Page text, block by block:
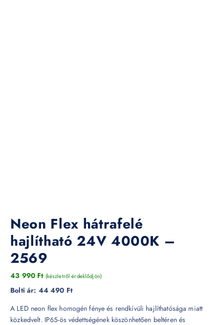
Neon Flex hátrafelé
hajlítható 24V 4000K –
2569
43 990 Ft (készletről érdeklődjön)
Bolti ár: 44 490 Ft
A LED neon flex homogén fénye és rendkívüli hajlíthatósága miatt
közkedvelt. IP65-ös védettségének köszönhetően beltéren és